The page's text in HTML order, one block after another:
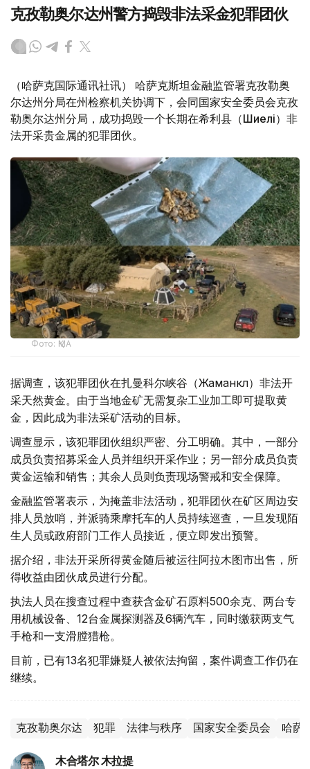
克孜勒奥尔达州警方捣毁非法采金犯罪团伙
（哈萨克国际通讯社讯） 哈萨克斯坦金融监管署克孜勒奥
尔达州分局在州检察机关协调下，会同国家安全委员会克孜
勒奥尔达州分局，成功捣毁一个长期在希利县（Шиелі）非
法开采贵金属的犯罪团伙。
Фото: ҚМА
据调查，该犯罪团伙在扎曼科尔峡谷（Жаманкөл）非法开
采天然黄金。由于当地金矿无需复杂工业加工即可提取黄
金，因此成为非法采矿活动的目标。
调查显示，该犯罪团伙组织严密、分工明确。其中，一部分
成员负责招募采金人员并组织开采作业；另一部分成员负责
黄金运输和销售；其余人员则负责现场警戒和安全保障。
金融监管署表示，为掩盖非法活动，犯罪团伙在矿区周边安
排人员放哨，并派骑乘摩托车的人员持续巡查，一旦发现陌
生人员或政府部门工作人员接近，便立即发出预警。
据介绍，非法开采所得黄金随后被运往阿拉木图市出售，所
得收益由团伙成员进行分配。
执法人员在搜查过程中查获含金矿石原料500余克、两台专
用机械设备、12台金属探测器及6辆汽车，同时缴获两支气
手枪和一支滑膛猎枪。
目前，已有13名犯罪嫌疑人被依法拘留，案件调查工作仍在
继续。
克孜勒奥尔达 犯罪 法律与秩序 国家安全委员会 哈萨
木合塔尔 木拉提